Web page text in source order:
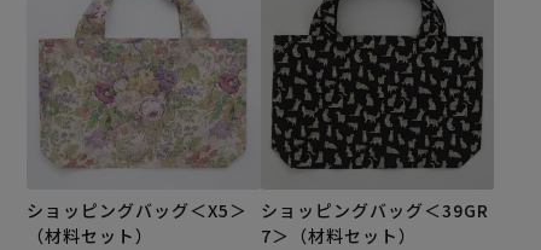
ショッピングバッグ＜X5＞
（材料セット）
ショッピングバッグ＜39GR
7＞（材料セット）